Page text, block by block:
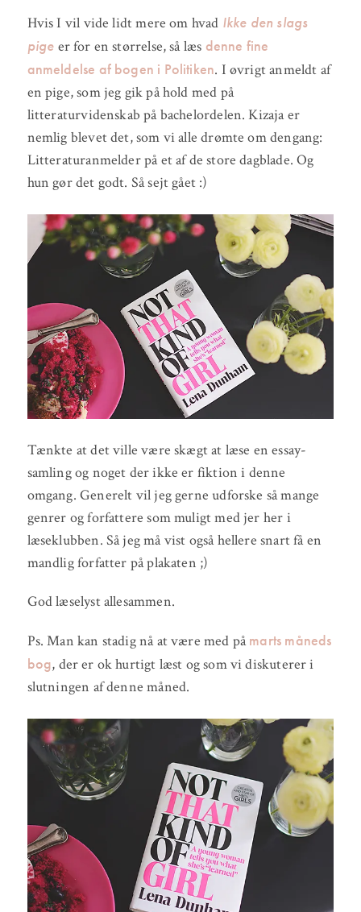
Hvis I vil vide lidt mere om hvad Ikke den slags
pige er for en størrelse, så læs denne fine
anmeldelse af bogen i Politiken. I øvrigt anmeldt af
en pige, som jeg gik på hold med på
litteraturvidenskab på bachelordelen. Kizaja er
nemlig blevet det, som vi alle drømte om dengang:
Litteraturanmelder på et af de store dagblade. Og
hun gør det godt. Så sejt gået :)
Tænkte at det ville være skægt at læse en essay-
samling og noget der ikke er fiktion i denne
omgang. Generelt vil jeg gerne udforske så mange
genrer og forfattere som muligt med jer her i
læseklubben. Så jeg må vist også hellere snart få en
mandlig forfatter på plakaten ;)
God læselyst allesammen.
Ps. Man kan stadig nå at være med påmarts måneds
bog, der er ok hurtigt læst og som vi diskuterer i
slutningen af denne måned.